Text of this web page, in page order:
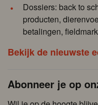
Dossiers: back to
producten,
betalingen,
Bekijk de nieuwste
Abonneer je op